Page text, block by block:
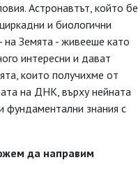
Астронавтът, който бе
и биологични
на Земята - живееше като
интересни и дават
които получихме от
на ДНК, върху нейната
фундаментални знания с
да направим